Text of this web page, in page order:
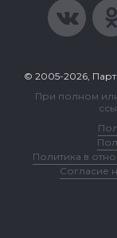
© 2005-2026,
При полном
Политика в
Согласие